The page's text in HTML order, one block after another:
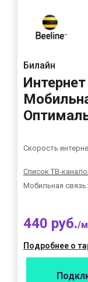
Билайн
Скорость
Список ТВ-
Мобильная связь:
440 руб./
Подробнее о